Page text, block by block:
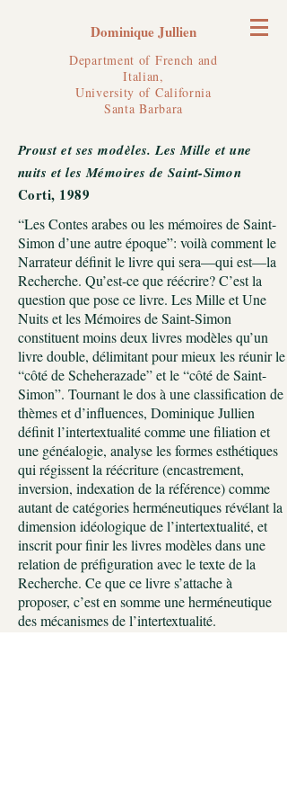
Department of French and
Italian,
University of California
Santa Barbara
Dominique Jullien
Proust et ses modèles. Les Mille et une
nuits et les Mémoires de Saint-Simon
Corti, 1989
“Les Contes arabes ou les mémoires de Saint-
Simon d’une autre époque”: voilà comment le
Narrateur définit le livre qui sera—qui est—la
Recherche. Qu’est-ce que réécrire? C’est la
question que pose ce livre. Les Mille et Une
Nuits et les Mémoires de Saint-Simon
constituent moins deux livres modèles qu’un
livre double, délimitant pour mieux les réunir le
“côté de Scheherazade” et le “côté de Saint-
Simon”. Tournant le dos à une classification de
thèmes et d’influences, Dominique Jullien
définit l’intertextualité comme une filiation et
une généalogie, analyse les formes esthétiques
qui régissent la réécriture (encastrement,
inversion, indexation de la référence) comme
autant de catégories herméneutiques révélant la
dimension idéologique de l’intertextualité, et
inscrit pour finir les livres modèles dans une
relation de préfiguration avec le texte de la
Recherche. Ce que ce livre s’attache à
proposer, c’est en somme une herméneutique
des mécanismes de l’intertextualité.